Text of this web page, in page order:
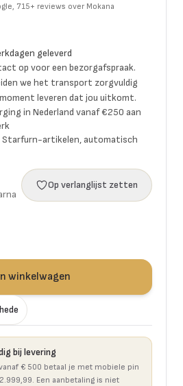
715+ reviews over Mokana
geleverd
op voor een bezorgafspraak.
we het transport zorgvuldig
leveren dat jou uitkomt.
in Nederland vanaf €250 aan
artikelen, automatisch
Op verlanglijst zetten
winkelwagen
bij levering
€ 500 betaal je met mobiele pin
Een aanbetaling is niet